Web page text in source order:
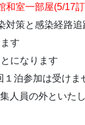
和室一部屋(5/17
対策と感染経路
す
になります
泊参加は受けま
人員の外といた